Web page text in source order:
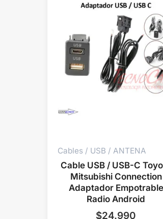
Cables / USB / ANTENA
Cable USB / USB-C
Mitsubishi Connection
Adaptador Empotrable
Radio Android
$24.990